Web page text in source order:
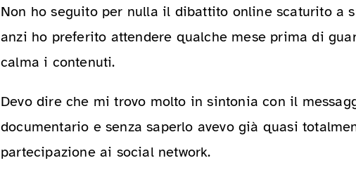
Non ho seguito per nulla il dibattito online scaturito a
anzi ho preferito attendere qualche mese prima di
calma i contenuti.
Devo dire che mi trovo molto in sintonia con il
documentario e senza saperlo avevo già quasi
partecipazione ai social network.